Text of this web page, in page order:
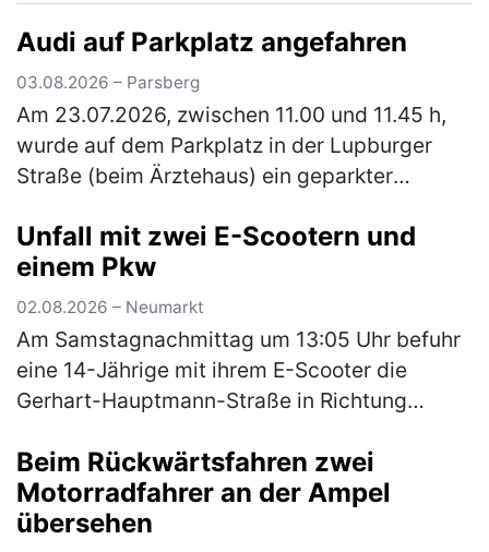
Audi auf Parkplatz angefahren
03.08.2026 – Parsberg
Am 23.07.2026, zwischen 11.00 und 11.45 h,
wurde auf dem Parkplatz in der Lupburger
Straße (beim Ärztehaus) ein geparkter
wurde vorne links (Kotflügel und Stoßs…
(mehr)
Unfall mit zwei E-Scootern und
einem Pkw
02.08.2026 – Neumarkt
Am Samstagnachmittag um 13:05 Uhr befuhr
eine 14-Jährige mit ihrem E-Scooter die
Gerhart-Hauptmann-Straße in Richtung
ebenfalls 14-Jährige auch mit ihrem E-
Scoote…(mehr)
Beim Rückwärtsfahren zwei
Motorradfahrer an der Ampel
übersehen